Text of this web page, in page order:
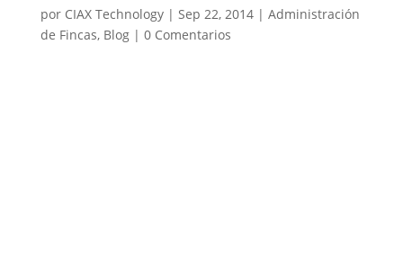
por CIAX Technology| Sep 22, 2014| Administración
de Fincas, Blog| 0 Comentarios